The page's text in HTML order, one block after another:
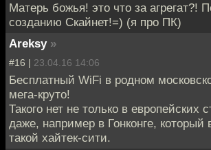
Матерь божья! это что за агрегат?!
созданию Скайнет!=) (я про ПК)
Areksy »
#16 | 23.04.16 14:06
Бесплатный WiFi в родном
мега-круто!
Такого нет не только в европейских
даже, например в Гонконге, который
такой хайтек-сити.